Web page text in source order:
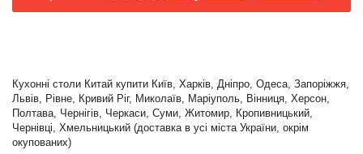
Кухонні столи Китай купити Київ, Харків, Дніпро, Одеса, Запоріжжя,
Львів, Рівне, Кривий Ріг, Миколаїв, Маріуполь, Вінниця, Херсон,
Полтава, Чернігів, Черкаси, Суми, Житомир, Кропивницький,
Чернівці, Хмельницький (доставка в усі міста України, окрім
окупованих)